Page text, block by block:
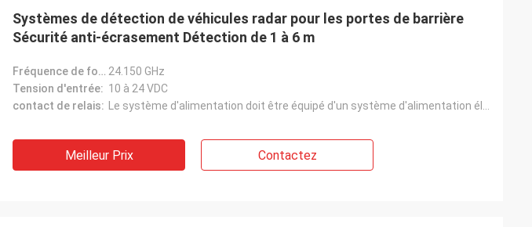
Systèmes de détection de véhicules radar pour les portes de barrière
Sécurité anti-écrasement Détection de 1 à 6 m
Fréquence de fonctionnement: 24.150 GHz
Tension d'entrée: 10 à 24 VDC
contact de relais:
Meilleur Prix Contactez